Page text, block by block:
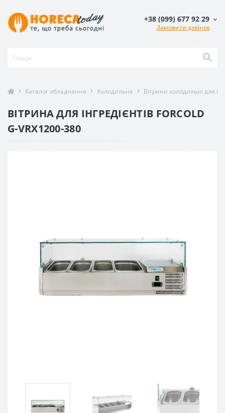
+38 (099) 677 92 29
Замовити дзвінок
Каталог обладнання Холодильне Вітрини холодильні для
ВІТРИНА ДЛЯ ІНГРЕДІЄНТІВ FORCOLD
G-VRX1200-380